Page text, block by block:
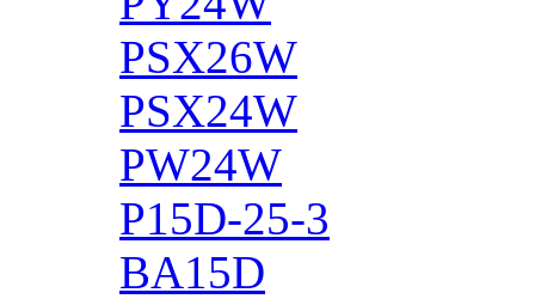
PSX26W
PSX24W
PW24W
P15D-25-3
BA15D